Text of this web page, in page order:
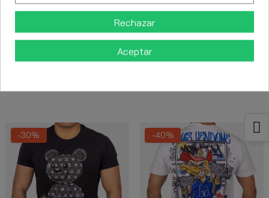
Camisetas
Camiseta Louis Vendome
Oso Street con Pedreria
Camisetas
Camiseta Louis Vendome
Oso Street con Pedreria
-30% -40%
Rechazar
Aceptar